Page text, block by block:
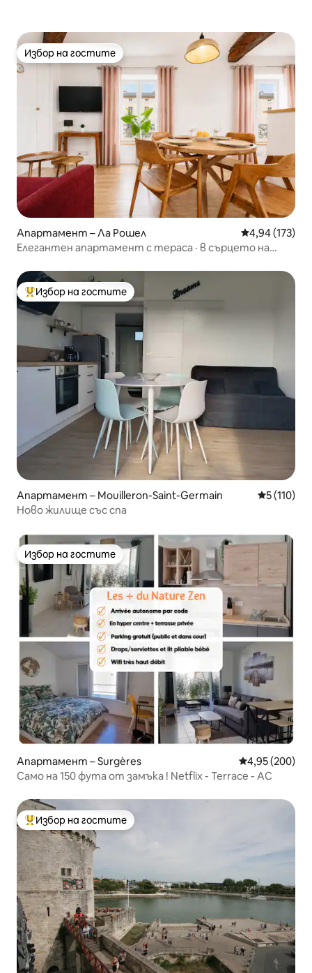
Избор на гостите
Избор на гостите
Апартамент – Ла Рошел Средна
4,94 (173)
Елегантен апартамент с тераса · в сърцето на
Най-популярен избор на гостите
Избор на гостите
Апартамент – Mouilleron-Saint-Germain Средна
5 (110)
Ново жилище със спа
Избор на гостите
Избор на гостите
Апартамент – Surgères Средна
4,95 (200)
Само на 150 фута от замъка ! Netflix - Terrace - AC
Най-популярен избор на гостите
Избор на гостите